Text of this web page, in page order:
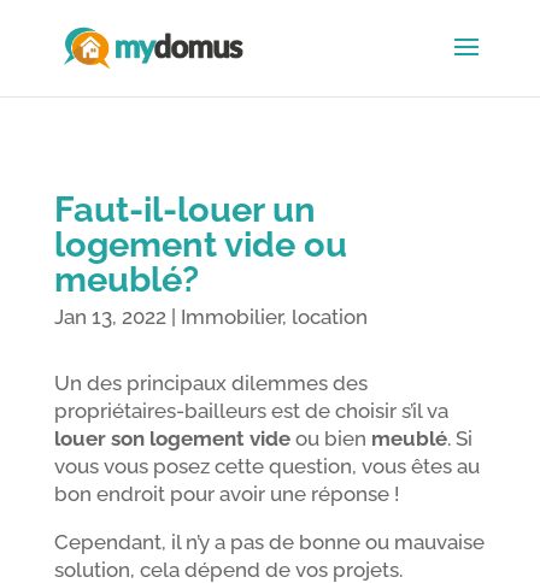
Faut-il-louer un
logement vide ou
meublé?
Jan 13, 2022| Immobilier, location
Un des principaux dilemmes des
propriétaires-bailleurs est de choisir s’il va
louer son logement videou bien meublé. Si
vous vous posez cette question, vous êtes au
bon endroit pour avoir une réponse !
Cependant, il n’y a pas de bonne ou mauvaise
solution, cela dépend de vos projets.